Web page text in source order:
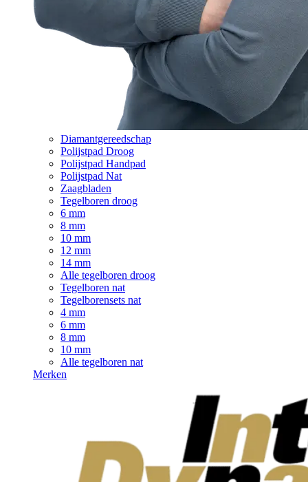
Diamantgereedschap
Polijstpad Droog
Polijstpad Handpad
Polijstpad Nat
Zaagbladen
Tegelboren droog
6 mm
8 mm
10 mm
12 mm
14 mm
Alle tegelboren droog
Tegelboren nat
Tegelborensets nat
4 mm
6 mm
8 mm
10 mm
Alle tegelboren nat
Merken